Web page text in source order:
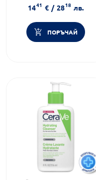
Дермокозметика
1441 € / 2818 лв.
ПОРЪЧАЙ